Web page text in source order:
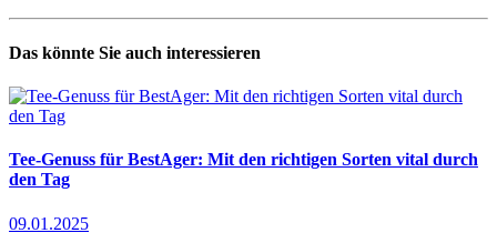
Das könnte Sie auch interessieren
Tee-Genuss für BestAger: Mit den richtigen Sorten vital durch
den Tag
09.01.2025